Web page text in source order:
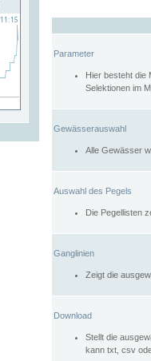
Parameter
Hier besteht die
Selektionen im
Gewässerauswahl
Alle Gewässer
Auswahl des Pegels
Die Pegellisten
Ganglinien
Zeigt die
Download
Stellt die
kann txt, csv